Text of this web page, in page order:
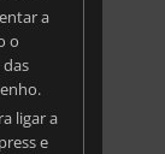
a
o
ligar a
e